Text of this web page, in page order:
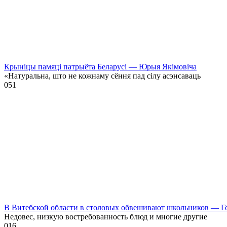
Крыніцы памяці патрыёта Беларусі — Юрыя Якімовіча
«Натуральна, што не кожнаму сёння пад сілу асэнсаваць
051
В Витебской области в столовых обвешивают школьников —
Недовес, низкую востребованность блюд и многие другие